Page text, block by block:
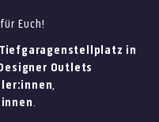
Euch!
in
Outlets
,
.